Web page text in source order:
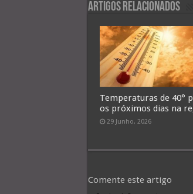
Artigos Relacionados
Temperaturas de 40°
os próximos dias na
29 Junho, 2026
Comente este artigo